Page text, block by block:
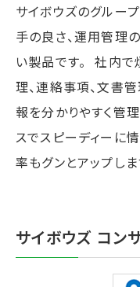
サイボウズのグルー
手の良さ、運用管理
い製品です。 社内
理、連絡事項、文書
報を分かりやすく管
スでスピーディーに
率もグンとアップしま
サイボウズ コン